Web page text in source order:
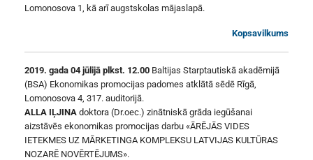
Lomonosova 1, kā arī augstskolas mājaslapā.
Kopsavilkums
2019. gada 04 jūlijā plkst. 12.00 Baltijas Starptautiskā akadēmijā
(BSA) Ekonomikas promocijas padomes atklātā sēdē Rīgā,
Lomonosova 4, 317. auditorijā.
ALLA IĻJINA doktora (Dr.oec.) zinātniskā grāda iegūšanai
aizstāvēs ekonomikas promocijas darbu «ĀRĒJĀS VIDES
IETEKMES UZ MĀRKETINGA KOMPLEKSU LATVIJAS KULTŪRAS
NOZARĒ NOVĒRTĒJUMS».